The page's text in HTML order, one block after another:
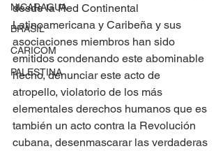
NICARAGUA
BRASIL
CARICOM
PALESTINA
desde la Red Continental
Latinoamericana y Caribeña y sus
asociaciones miembros han sido
emitidos condenando este abominable
hecho, denunciar este acto de
atropello, violatorio de los más
elementales derechos humanos que es
también un acto contra la Revolución
cubana, desenmascarar las verdaderas